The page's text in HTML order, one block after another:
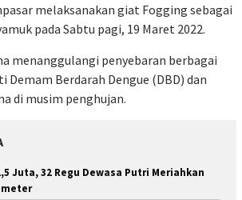
melaksanakan giat Fogging sebagai
pada Sabtu pagi, 19 Maret 2022.
menanggulangi penyebaran berbagai
Demam Berdarah Dengue (DBD) dan
di musim penghujan.
Juta, 32 Regu Dewasa Putri Meriahkan